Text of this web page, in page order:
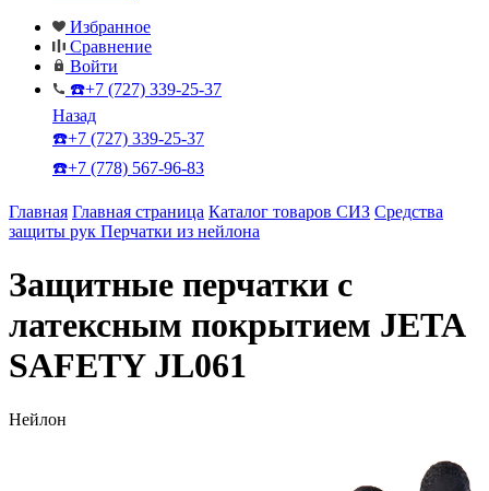
Избранное
Сравнение
Войти
☎️+7 (727) 339-25-37
Назад
☎️+7 (727) 339-25-37
☎️+7 (778) 567-96-83
Главная Главная страница Каталог товаров СИЗ Средства
защиты рук Перчатки из нейлона
Защитные перчатки с
латексным покрытием JETA
SAFETY JL061
Нейлон